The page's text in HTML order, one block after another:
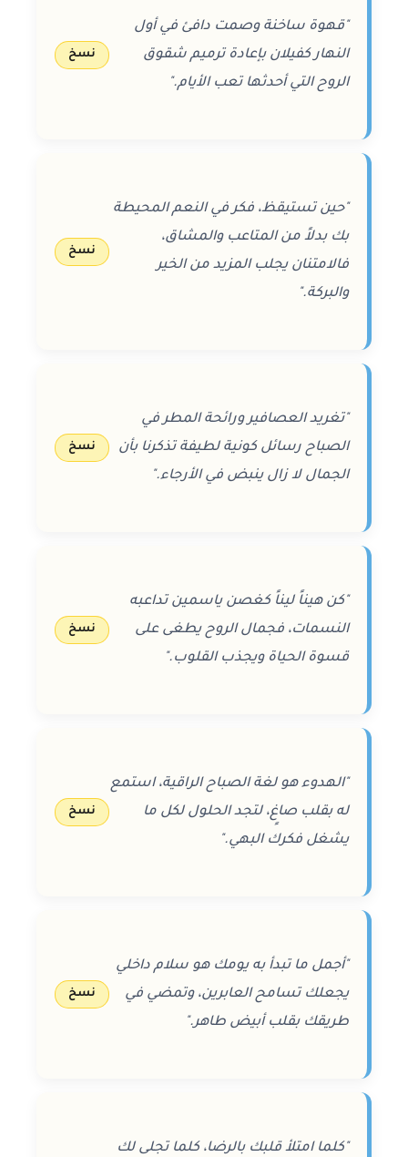
"قهوة ساخنة وصمت دافئ في أول
النهار كفيلان بإعادة ترميم شقوق
الروح التي أحدثها تعب الأيام."
نسخ
"حين تستيقظ، فكر في النعم المحيطة
بك بدلاً من المتاعب والمشاق،
فالامتنان يجلب المزيد من الخير
والبركة."
نسخ
"تغريد العصافير ورائحة المطر في
الصباح رسائل كونية لطيفة تذكرنا بأن
الجمال لا زال ينبض في الأرجاء."
نسخ
"كن هيناً ليناً كغصن ياسمين تداعبه
النسمات، فجمال الروح يطغى على
قسوة الحياة ويجذب القلوب."
نسخ
"الهدوء هو لغة الصباح الراقية، استمع
له بقلب صاغٍ، لتجد الحلول لكل ما
يشغل فكرك البهي."
نسخ
"أجمل ما تبدأ به يومك هو سلام داخلي
يجعلك تسامح العابرين، وتمضي في
طريقك بقلب أبيض طاهر."
نسخ
"كلما امتلأ قلبك بالرضا، كلما تجلى لك